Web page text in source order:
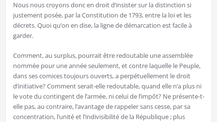
Nous nous croyons donc en droit d’insister sur la distinction si
justement posée, par la Constitution de 1793, entre la loi et les
décrets. Quoi qu’on en dise, la ligne de démarcation est facile à
garder.
Comment, au surplus, pourrait être redoutable une assemblée
nommée pour une année seulement, et contre laquelle le Peuple,
dans ses comices toujours ouverts, a perpétuellement le droit
d’initiative? Comment serait-elle redoutable, quand elle n’a plus ni
le vote du contingent de l’armée, ni celui de l’impôt? Ne présente-t-
elle pas, au contraire, l’avantage de rappeler sans cesse, par sa
concentration, l’unité et l’indivisibilité de la République ; plus